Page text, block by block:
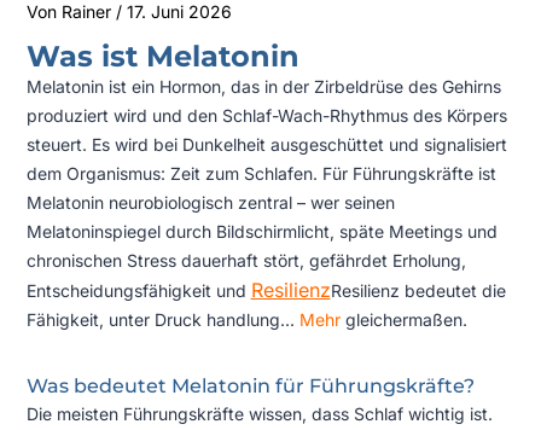
Von Rainer / 17. Juni 2026
Was ist Melatonin
Melatonin ist ein Hormon, das in der Zirbeldrüse des Gehirns
produziert wird und den Schlaf-Wach-Rhythmus des Körpers
steuert. Es wird bei Dunkelheit ausgeschüttet und signalisiert
dem Organismus: Zeit zum Schlafen. Für Führungskräfte ist
Melatonin neurobiologisch zentral – wer seinen
Melatoninspiegel durch Bildschirmlicht, späte Meetings und
chronischen Stress dauerhaft stört, gefährdet Erholung,
Entscheidungsfähigkeit und ResilienzResilienz bedeutet die
Fähigkeit, unter Druck handlung... Mehrgleichermaßen.
Was bedeutet Melatonin für Führungskräfte?
Die meisten Führungskräfte wissen, dass Schlaf wichtig ist.